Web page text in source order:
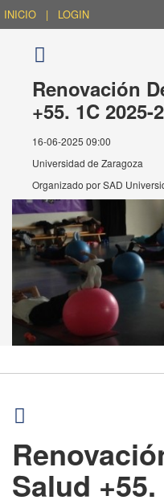
INICIO | LOGIN
Renovación
+55. 1C 2025-
16-06-2025 09:00
Universidad de Zaragoza
Organizado porSAD
Salud